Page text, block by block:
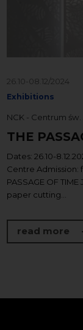
26.10-08.12/2024
Exhibitions
NCK - Centrum św.
THE
Dates: 26.10-
Centre Admission:
PASSAGE OF
paper cutting...
read more